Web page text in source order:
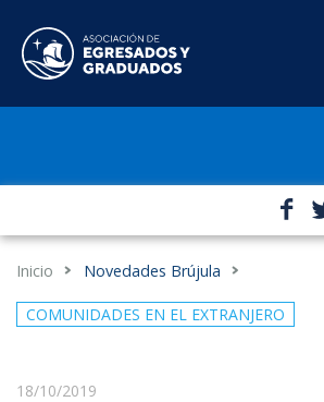
Inicio Novedades Brújula
COMUNIDADES EN EL EXTRANJERO
18/10/2019